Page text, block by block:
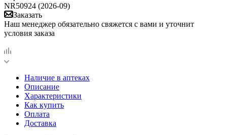
NR50924 (2026-09)
Заказать
Наш менеджер обязательно свяжется с вами и уточнит
условия заказа
Наличие в аптеках
Описание
Характеристики
Как купить
Оплата
Доставка